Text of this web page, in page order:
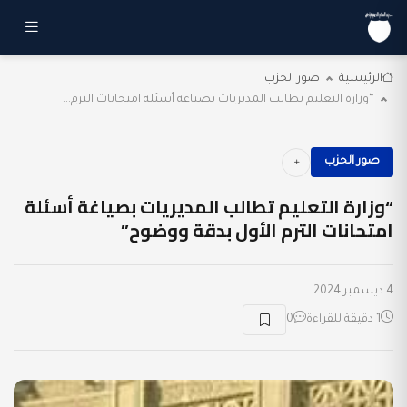
الرئيسية
صور الحزب
“وزارة التعليم تطالب المديريات بصياغة أسئلة امتحانات الترم...
صور الحزب
“وزارة التعليم تطالب المديريات بصياغة أسئلة
امتحانات الترم الأول بدقة ووضوح”
4 ديسمبر 2024
1 دقيقة للقراءة 0